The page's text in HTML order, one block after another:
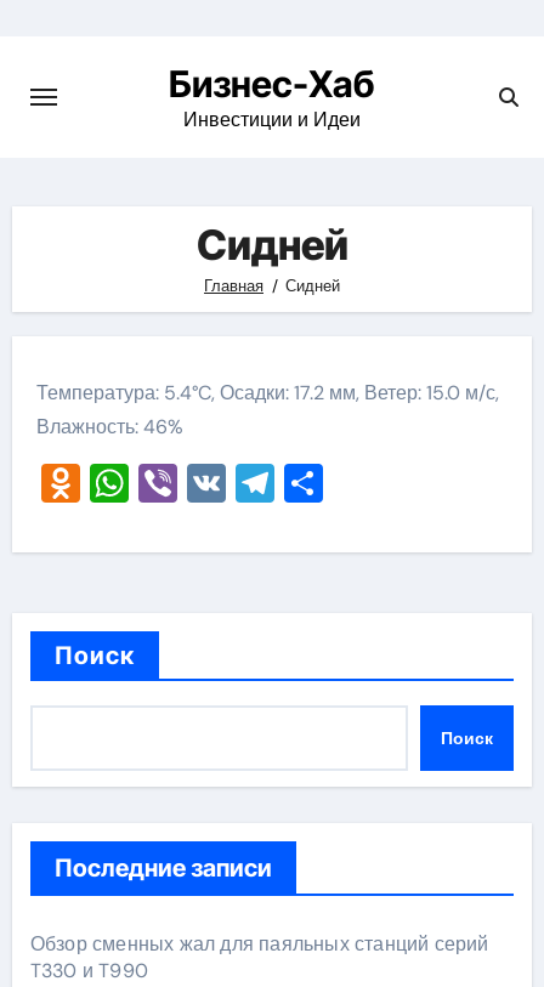
content
Бизнес-Хаб
Инвестиции и Идеи
Сидней
Главная Сидней
Температура: 5.4°C, Осадки: 17.2 мм, Ветер: 15.0 м/с,
Влажность: 46%
Odnoklassniki
WhatsApp
Viber
VKTelegram
Отправить
Поиск
Поиск
Последние записи
Обзор сменных жал для паяльных станций серий
T330 и T990